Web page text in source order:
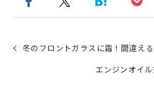
冬のフロントガラスに霜！間違え
エンジンオイ